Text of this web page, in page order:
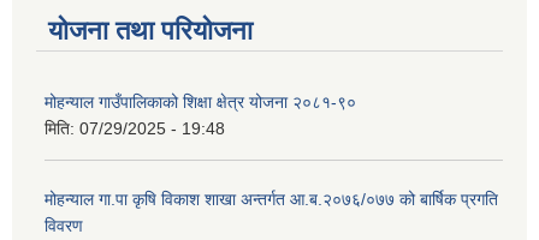
योजना तथा परियोजना
मोहन्याल गाउँपालिकाको शिक्षा क्षेत्र योजना २०८१-९०
मिति: 07/29/2025 - 19:48
मोहन्याल गा.पा कृषि विकाश शाखा अन्तर्गत आ.ब.२०७६/०७७ को बार्षिक प्रगति
विवरण